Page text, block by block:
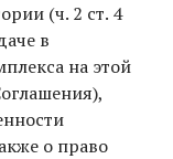
(ч. 2 ст. 4
в
на этой
о право